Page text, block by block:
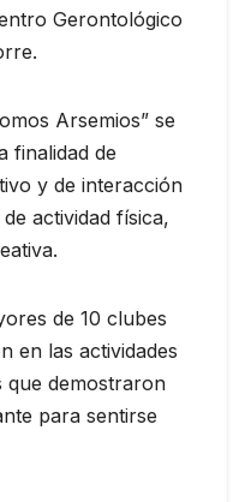
Gerontológico
Arsemios” se
finalidad de
y de interacción
actividad física,
de 10 clubes
en las actividades
que demostraron
para sentirse